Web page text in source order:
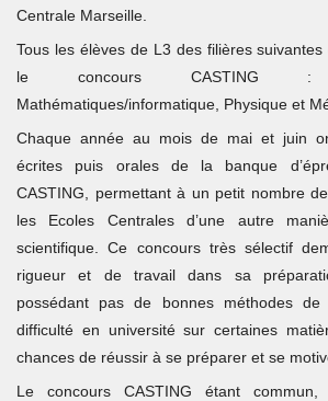
Centrale Marseille.
Tous les élèves de L3 des filières
le concours CASTING :
Mathématiques/informatique, Physique et
Chaque année au mois de mai et juin
écrites puis orales de la banque
CASTING, permettant à un petit nombre
les Ecoles Centrales d’une autre
scientifique. Ce concours très sélectif
rigueur et de travail dans sa
possédant pas de bonnes méthodes
difficulté en université sur certaines
chances de réussir à se préparer et se
Le concours CASTING étant